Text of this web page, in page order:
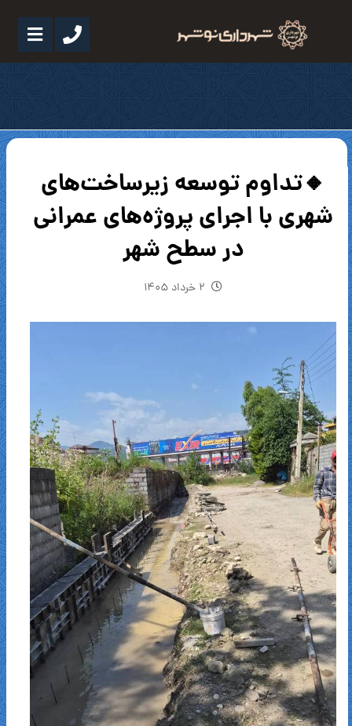
🔸تداوم توسعه زیرساخت‌های
شهری با اجرای پروژه‌های عمرانی
در سطح شهر
۲ خرداد ۱۴۰۵